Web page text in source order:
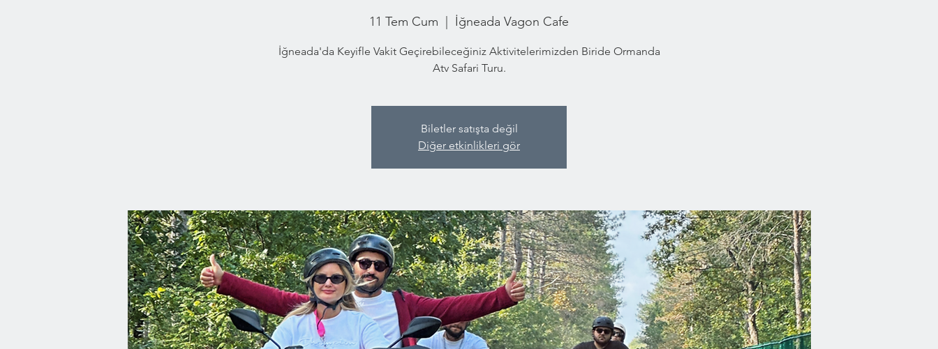
11 Tem Cum İğneada Vagon Cafe
İğneada'da Keyifle Vakit Geçirebileceğiniz Aktivitelerimizden Biride Ormanda
Atv Safari Turu.
Biletler satışta değil
Diğer etkinlikleri gör